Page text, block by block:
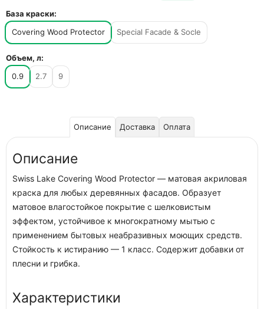
База краски:
Covering Wood Protector
Special Facade & Socle
Объем, л:
0.9
2.7 9
Описание Доставка Оплата
Описание
Swiss Lake Covering Wood Protector — матовая акриловая
краска для любых деревянных фасадов. Образует
матовое влагостойкое покрытие с шелковистым
эффектом, устойчивое к многократному мытью с
применением бытовых неабразивных моющих средств.
Стойкость к истиранию — 1 класс. Содержит добавки от
плесни и грибка.
Характеристики